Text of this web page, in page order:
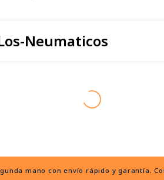
Neumaticos
mano con envío rápido y garantía.